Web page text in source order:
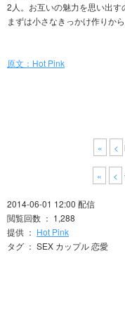
2人。お互いの魅力を思い出す
まずは小さなきっかけ作りか
原文：Hot Pink
« <
« <
2014-06-01 12:00 配信
閲覧回数 ： 1,288
提供 ： Hot Pink
タグ ： SEX カップル 恋愛